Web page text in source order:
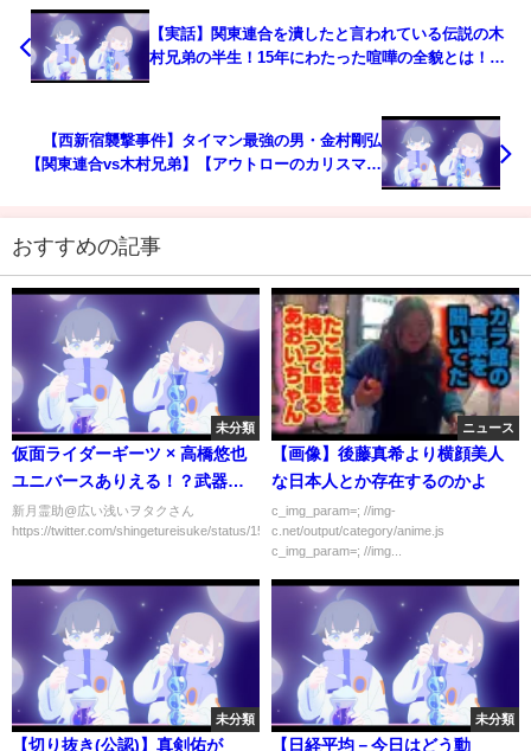
【実話】関東連合を潰したと言われている伝説の木
村兄弟の半生！15年にわたった喧嘩の全貌とは！？
【西新宿襲撃事件】タイマン最強の男・金村剛弘
【関東連合vs木村兄弟】【アウトローのカリスマ・
おすすめの記事
未分類
仮面ライダーギーツ × 高橋悠也
ユニバースありえる！？武器名
の40XはキツネのFOX & 40番目
のメインライダー説・デザイア
想しよう！
新月霊助@広い浅いヲタクさん
https://twitter.com/shingetureisuke/status/155287089899...
ニュース
【画像】後藤真希より横顔美人
な日本人とか存在するのかよ
c_img_param=; //img-
c.net/output/category/anime.js
c_img_param=; //img...
未分類
【切り抜き(公認)】真剣佑が
未分類
【日経平均－今日はどう動